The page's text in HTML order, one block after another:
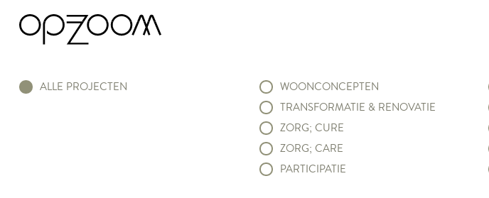
ALLE PROJECTEN
WOONCONCEPTEN
TRANSFORMATIE & RENOVATIE
ZORG; CURE
ZORG; CARE
PARTICIPATIE